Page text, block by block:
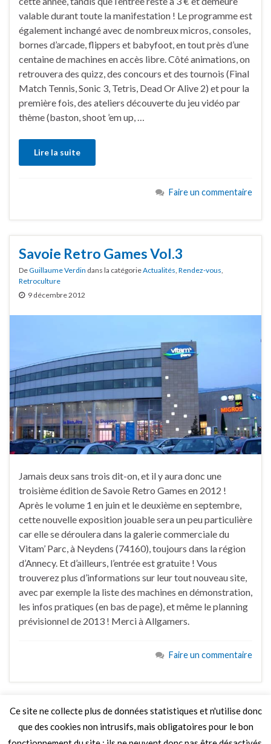
valable durant toute la manifestation ! Le programme est
également inchangé avec de nombreux micros, consoles,
bornes d’arcade, flippers et babyfoot, en tout près d’une
centaine de machines en accès libre. Côté animations, on
retrouvera des quizz, des concours et des tournois (Final
Match Tennis, Sonic 3, Tetris, Dead Or Alive 2) et pour la
première fois, des ateliers découverte du jeu vidéo par
thème (baston, shoot ’em up, …
Lire la suite
Faire un commentaire
Savoie Retro Games Vol.3
DeGuillaume Verdin dans la catégorieActualités Rendez-vous
Retroculture
9 décembre 2012
Jamais deux sans trois dit-on, et il y aura donc une
troisième édition de Savoie Retro Games en 2012 !
Après le volume 1 en juin et le deuxième en septembre,
cette nouvelle exposition jouable sera un peu particulière
car elle se déroulera dans la galerie commerciale du
Vitam’ Parc, à Neydens (74160), toujours dans la région
d’Annecy. Et d’ailleurs, l’entrée est gratuite ! Vous
trouverez plus d’informations sur leur tout nouveau site,
avec par exemple la liste des machines en démonstration,
les infos pratiques (en bas de page), et même le planning
prévisionnel de 2013 ! Merci à Allgamers.
Faire un commentaire
LIRE PLUS
Ce site ne collecte plus de données statistiques et n'utilise donc
que des cookies non intrusifs, mais obligatoires pour le bon